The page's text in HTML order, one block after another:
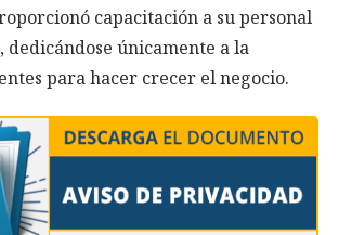
capacitación a su personal
dedicándose únicamente a la
para hacer crecer el negocio.